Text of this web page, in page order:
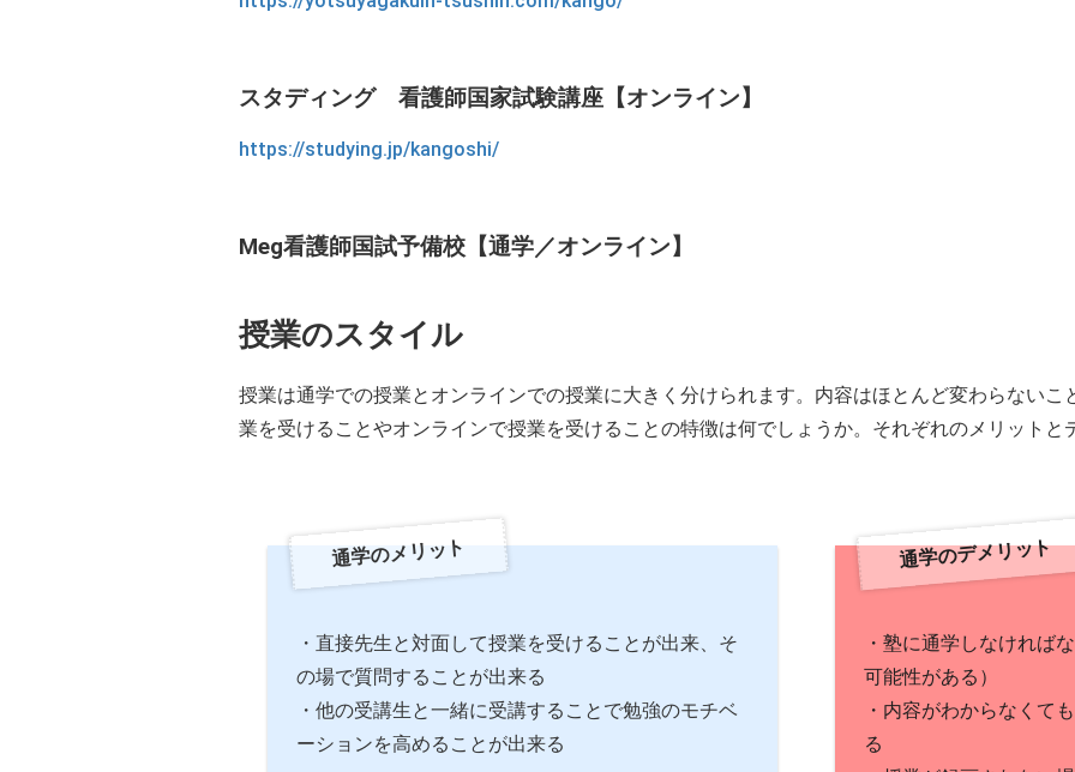
スタディング 看護師国家試験講座【オンライン】
https://studying.jp/kangoshi/
Meg看護師国試予備校【通学／オンライン】
授業のスタイル
授業は通学での授業とオンラインでの授業に大きく分けられます。内容はほとんど変わらない
業を受けることやオンラインで授業を受けることの特徴は何でしょうか。それぞれのメリットと
通学のメリット
・直接先生と対面して授業を受けることが出来、そ
の場で質問することが出来る
・他の受講生と一緒に受講することで勉強のモチベ
ーションを高めることが出来る
通学のデメリット
・塾に通学しなければ
可能性がある）
・内容がわからなくて
る